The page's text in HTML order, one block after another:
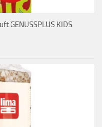
GENUSSPLUS KIDS